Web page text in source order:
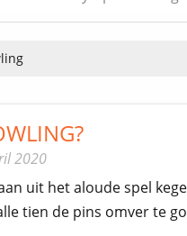
2020
uit het aloude spel
tien de pins omver te